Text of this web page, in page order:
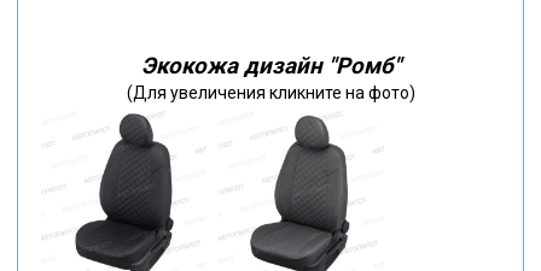
Экокожа дизайн "Ромб"
(Для увеличения кликните на фото)